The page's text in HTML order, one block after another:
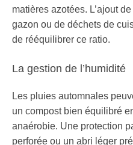
matières azotées. L’ajout
gazon ou de déchets de
de rééquilibrer ce ratio.
La gestion de l’humidité
Les pluies automnales
un compost bien équilibré
anaérobie. Une protection
perforée ou un abri léger